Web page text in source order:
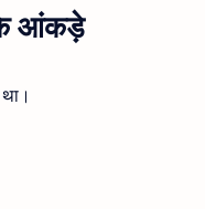
के आंकड़े